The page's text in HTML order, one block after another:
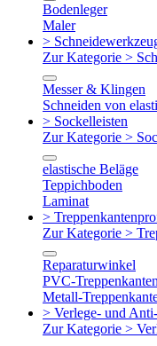
Bodenleger
Maler
>
Zur Kategorie >
Messer & Klingen
Schneiden von
> Sockelleisten
Zur Kategorie >
elastische Beläge
Teppichboden
Laminat
>
Zur Kategorie >
Reparaturwinkel
PVC-
Metall-
> Verlege- und
Zur Kategorie >